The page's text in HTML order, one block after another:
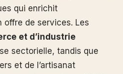
qui enrichit
offre de services. Les
et d’industrie
sectorielle, tandis que
et de l’artisanat